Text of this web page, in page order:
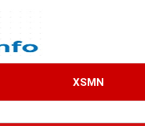
XSMN